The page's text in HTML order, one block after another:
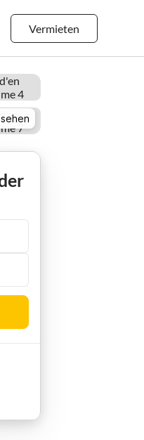
Vermieten